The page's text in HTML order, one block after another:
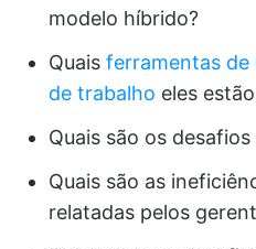
modelo híbrido?
Quais ferramentas de
de trabalho eles
Quais são os
Quais são as
relatadas pelos